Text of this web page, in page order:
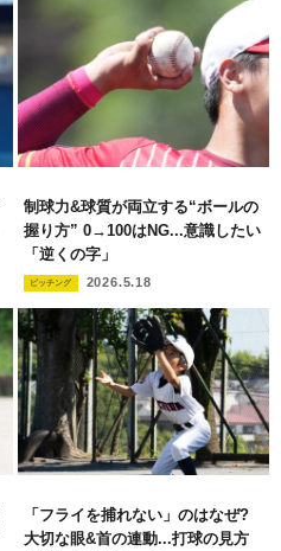
制球力&球質が両立する“ボールの
握り方” 0→100はNG...意識したい
「逆くの字」
ピッチング 2026.5.18
「フライを捕れない」のはなぜ?
大切な眼&首の連動...打球の見方